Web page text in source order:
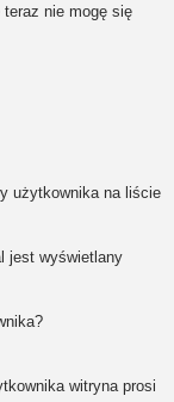
teraz nie mogę się
użytkownika na liście
jest wyświetlany
witryna prosi